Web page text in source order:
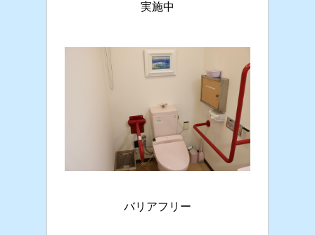
実施中
バリアフリー